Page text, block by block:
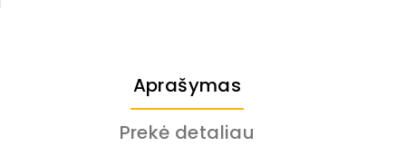
Aprašymas
Prekė detaliau